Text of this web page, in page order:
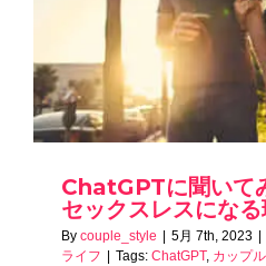
ChatGPTに聞いて
セックスレスにな
By couple_style 5月 7th, 2023
ライフ
Tags: ChatGPT, カップル